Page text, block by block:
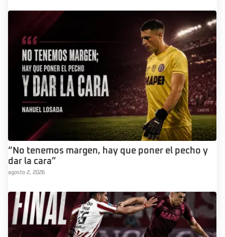
“No tenemos margen, hay que poner el pecho y
dar la cara”
agosto 2, 2026